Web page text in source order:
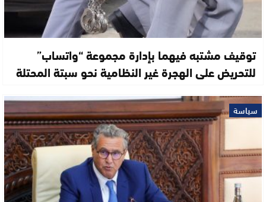
توقيف مشتبه فيهما بإدارة مجموعة “واتساب”
للتحريض على الهجرة غير النظامية نحو سبتة المحتلة
سياسة